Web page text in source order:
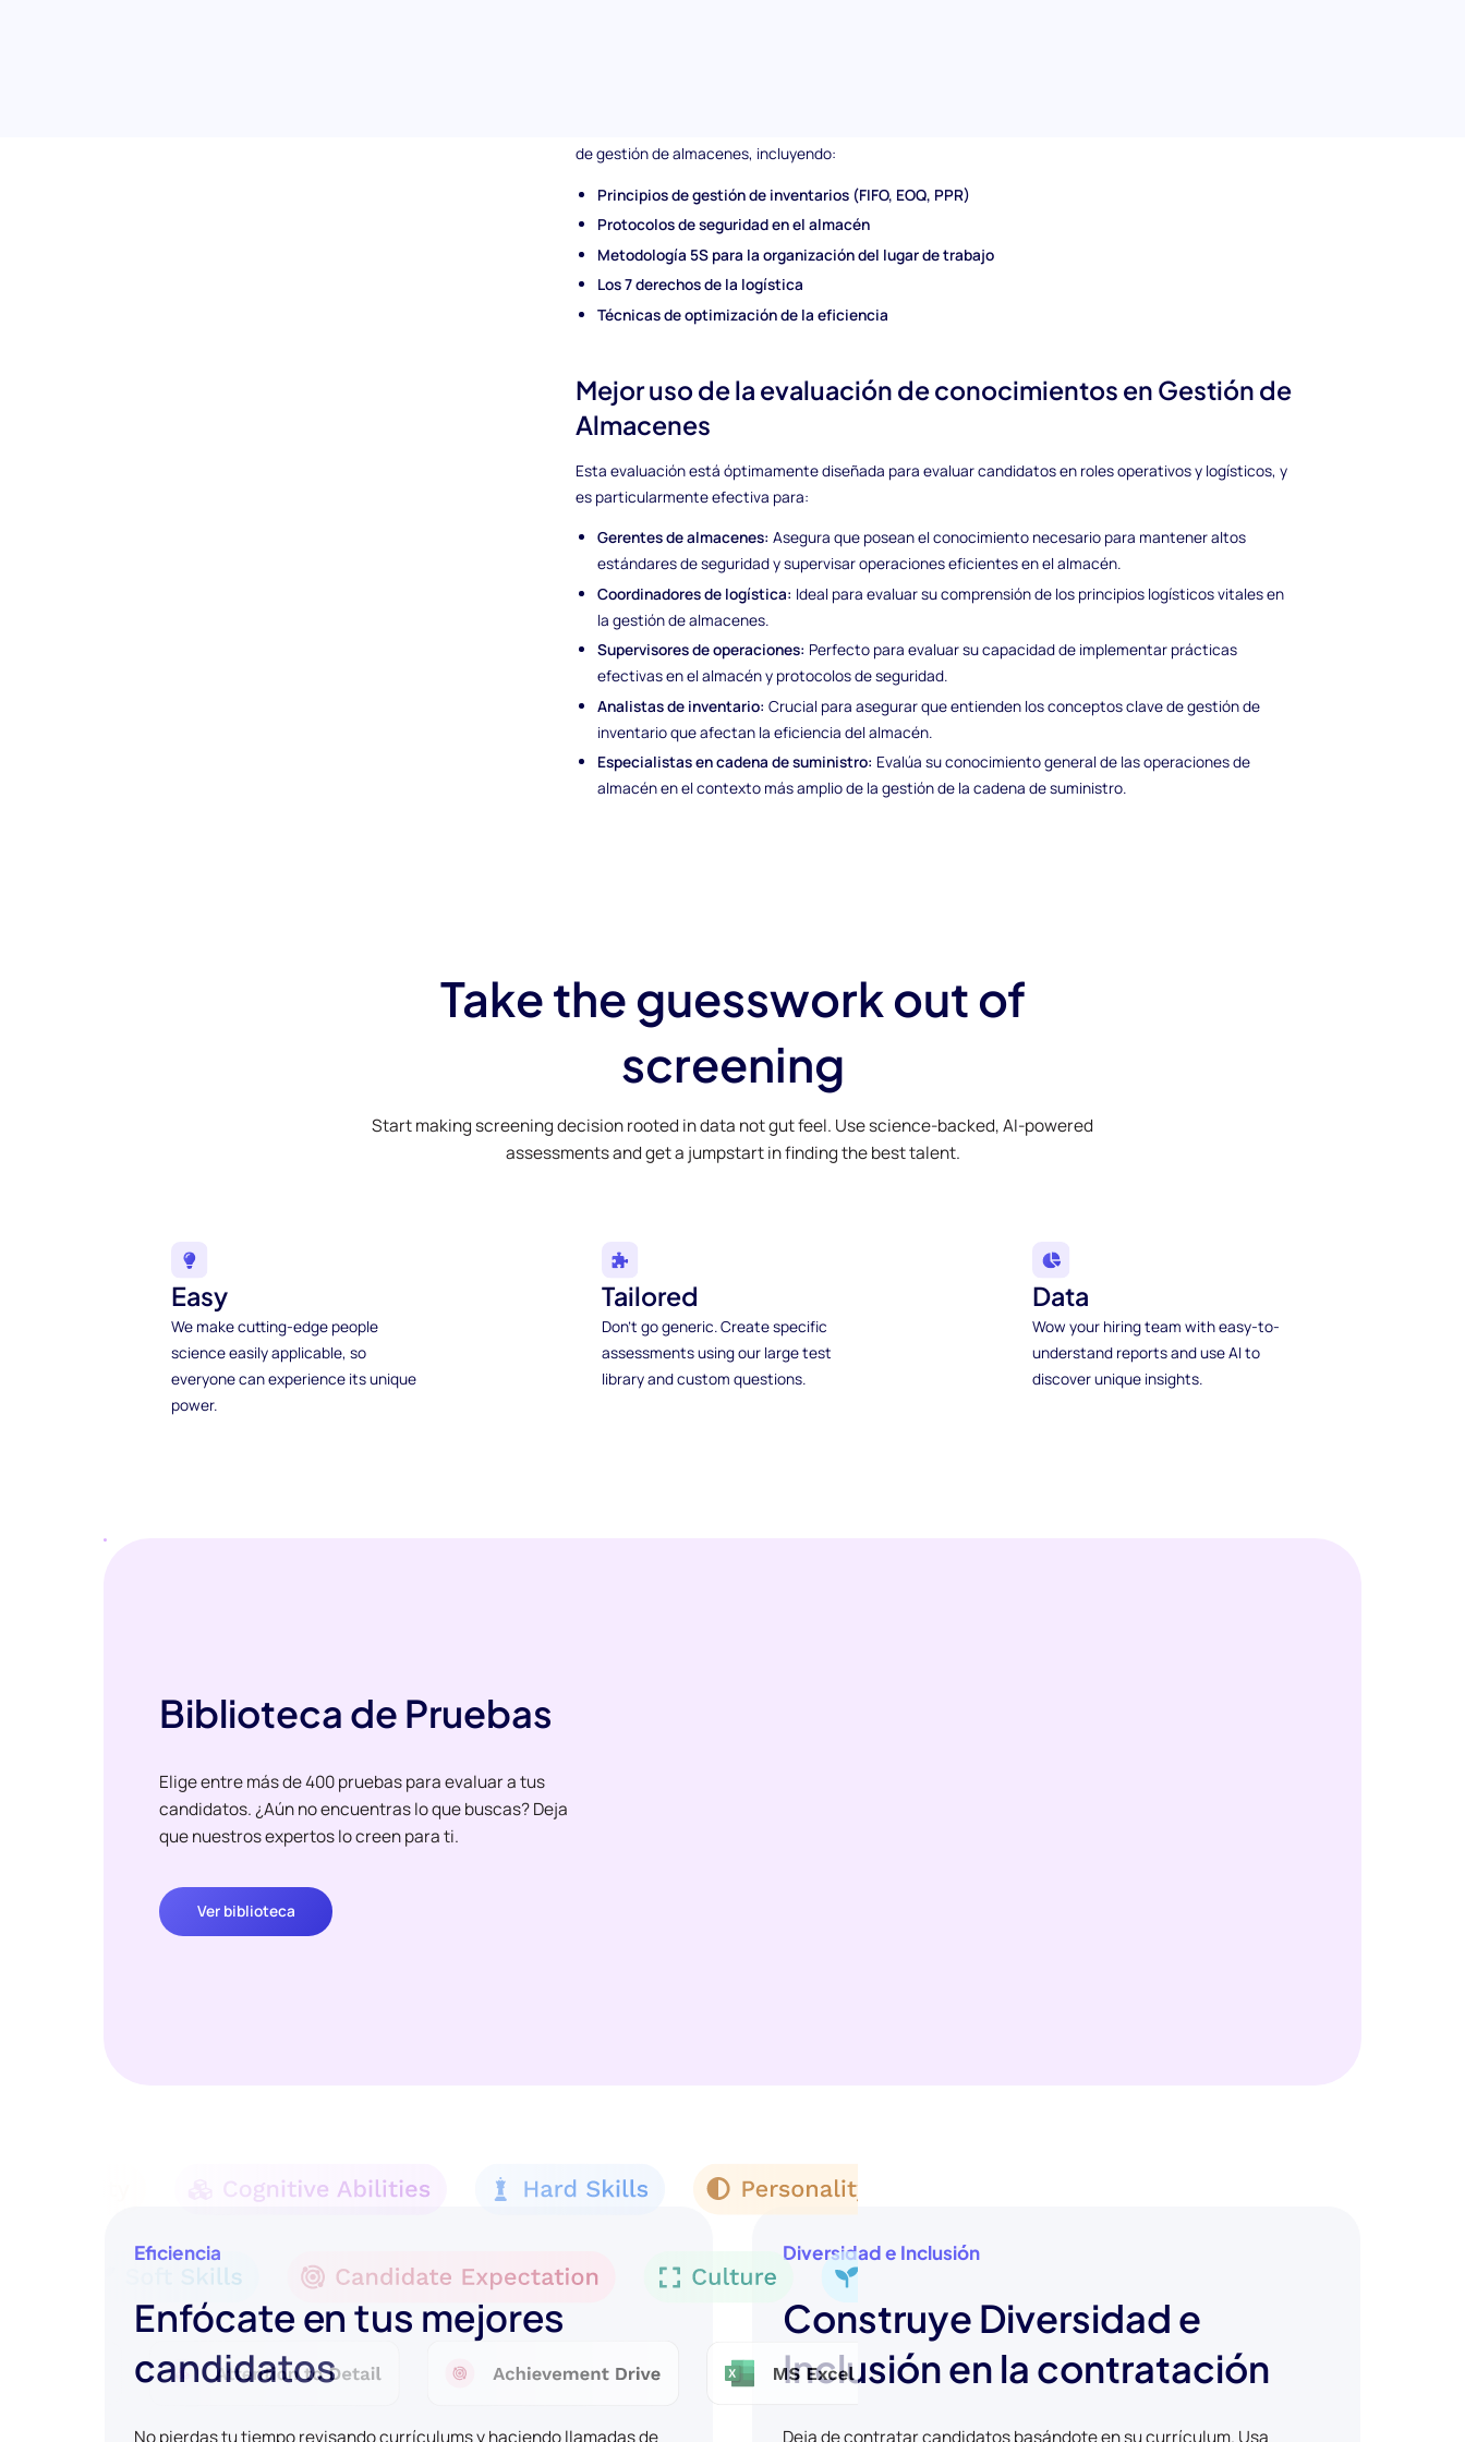
de gestión de almacenes, incluyendo:
Principios de gestión de inventarios (FIFO, EOQ, PPR)
Protocolos de seguridad en el almacén
Metodología 5S para la organización del lugar de trabajo
Los 7 derechos de la logística
Técnicas de optimización de la eficiencia
Mejor uso de la evaluación de conocimientos en Gestión de
Almacenes
Esta evaluación está óptimamente diseñada para evaluar candidatos en roles operativos y logísticos, y
es particularmente efectiva para:
Gerentes de almacenes: Asegura que posean el conocimiento necesario para mantener altos
estándares de seguridad y supervisar operaciones eficientes en el almacén.
Coordinadores de logística: Ideal para evaluar su comprensión de los principios logísticos vitales en
la gestión de almacenes.
Supervisores de operaciones: Perfecto para evaluar su capacidad de implementar prácticas
efectivas en el almacén y protocolos de seguridad.
Analistas de inventario: Crucial para asegurar que entienden los conceptos clave de gestión de
inventario que afectan la eficiencia del almacén.
Especialistas en cadena de suministro: Evalúa su conocimiento general de las operaciones de
almacén en el contexto más amplio de la gestión de la cadena de suministro.
Take the guesswork out of
screening
Start making screening decision rooted in data not gut feel. Use science-backed, AI-powered
assessments and get a jumpstart in finding the best talent.
Easy
We make cutting-edge people
science easily applicable, so
everyone can experience its unique
power.
Tailored
Don't go generic. Create specific
assessments using our large test
library and custom questions.
Data
Wow your hiring team with easy-to-
understand reports and use AI to
discover unique insights.
Biblioteca de Pruebas
Elige entre más de 400 pruebas para evaluar a tus
candidatos. ¿Aún no encuentras lo que buscas? Deja
que nuestros expertos lo creen para ti.
Ver biblioteca
Eficiencia
Enfócate en tus mejores
candidatos
No pierdas tu tiempo revisando currículums y haciendo llamadas de
Diversidad e Inclusión
Construye Diversidad e
Inclusión en la contratación
Deja de contratar candidatos basándote en su currículum. Usa